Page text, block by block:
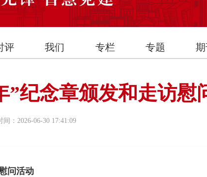
评 我们 专栏 专题 期
”纪念章颁发和走访慰
间：2026-06-30 17:41:09
问活动